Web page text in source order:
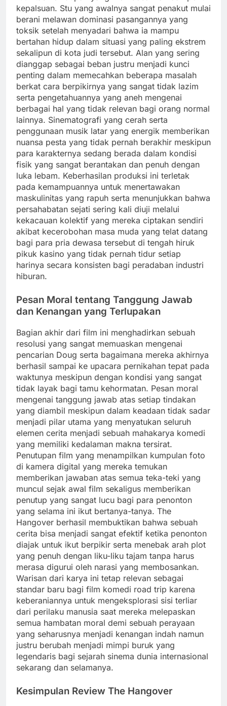
kepalsuan. Stu yang awalnya sangat penakut mulai
berani melawan dominasi pasangannya yang
toksik setelah menyadari bahwa ia mampu
bertahan hidup dalam situasi yang paling ekstrem
sekalipun di kota judi tersebut. Alan yang sering
dianggap sebagai beban justru menjadi kunci
penting dalam memecahkan beberapa masalah
berkat cara berpikirnya yang sangat tidak lazim
serta pengetahuannya yang aneh mengenai
berbagai hal yang tidak relevan bagi orang normal
lainnya. Sinematografi yang cerah serta
penggunaan musik latar yang energik memberikan
nuansa pesta yang tidak pernah berakhir meskipun
para karakternya sedang berada dalam kondisi
fisik yang sangat berantakan dan penuh dengan
luka lebam. Keberhasilan produksi ini terletak
pada kemampuannya untuk menertawakan
maskulinitas yang rapuh serta menunjukkan bahwa
persahabatan sejati sering kali diuji melalui
kekacauan kolektif yang mereka ciptakan sendiri
akibat kecerobohan masa muda yang telat datang
bagi para pria dewasa tersebut di tengah hiruk
pikuk kasino yang tidak pernah tidur setiap
harinya secara konsisten bagi peradaban industri
hiburan.
Pesan Moral tentang Tanggung Jawab
dan Kenangan yang Terlupakan
Bagian akhir dari film ini menghadirkan sebuah
resolusi yang sangat memuaskan mengenai
pencarian Doug serta bagaimana mereka akhirnya
berhasil sampai ke upacara pernikahan tepat pada
waktunya meskipun dengan kondisi yang sangat
tidak layak bagi tamu kehormatan. Pesan moral
mengenai tanggung jawab atas setiap tindakan
yang diambil meskipun dalam keadaan tidak sadar
menjadi pilar utama yang menyatukan seluruh
elemen cerita menjadi sebuah mahakarya komedi
yang memiliki kedalaman makna tersirat.
Penutupan film yang menampilkan kumpulan foto
di kamera digital yang mereka temukan
memberikan jawaban atas semua teka-teki yang
muncul sejak awal film sekaligus memberikan
penutup yang sangat lucu bagi para penonton
yang selama ini ikut bertanya-tanya. The
Hangover berhasil membuktikan bahwa sebuah
cerita bisa menjadi sangat efektif ketika penonton
diajak untuk ikut berpikir serta menebak arah plot
yang penuh dengan liku-liku tajam tanpa harus
merasa digurui oleh narasi yang membosankan.
Warisan dari karya ini tetap relevan sebagai
standar baru bagi film komedi road trip karena
keberaniannya untuk mengeksplorasi sisi terliar
dari perilaku manusia saat mereka melepaskan
semua hambatan moral demi sebuah perayaan
yang seharusnya menjadi kenangan indah namun
justru berubah menjadi mimpi buruk yang
legendaris bagi sejarah sinema dunia internasional
sekarang dan selamanya.
Kesimpulan Review The Hangover